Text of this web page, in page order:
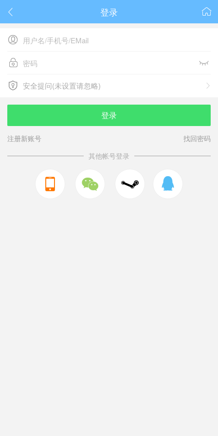
 
登录

 
 
安全提问(未设置请忽略)
安全提问(未设置请忽略)
登录
注册新账号
找回密码
其他帐号登录
  